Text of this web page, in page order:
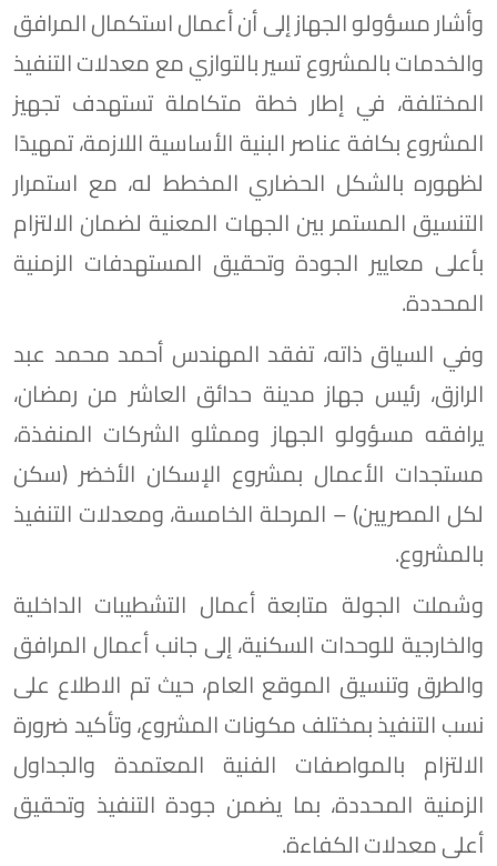
وأشار مسؤولو الجهاز إلى أن أعمال استكمال المرافق
والخدمات بالمشروع تسير بالتوازي مع معدلات التنفيذ
المختلفة، في إطار خطة متكاملة تستهدف تجهيز
المشروع بكافة عناصر البنية الأساسية اللازمة، تمهيدًا
لظهوره بالشكل الحضاري المخطط له، مع استمرار
التنسيق المستمر بين الجهات المعنية لضمان الالتزام
بأعلى معايير الجودة وتحقيق المستهدفات الزمنية
المحددة.
وفي السياق ذاته، تفقد المهندس أحمد محمد عبد
الرازق، رئيس جهاز مدينة حدائق العاشر من رمضان،
يرافقه مسؤولو الجهاز وممثلو الشركات المنفذة،
مستجدات الأعمال بمشروع الإسكان الأخضر (سكن
لكل المصريين) – المرحلة الخامسة، ومعدلات التنفيذ
بالمشروع.
وشملت الجولة متابعة أعمال التشطيبات الداخلية
والخارجية للوحدات السكنية، إلى جانب أعمال المرافق
والطرق وتنسيق الموقع العام، حيث تم الاطلاع على
نسب التنفيذ بمختلف مكونات المشروع، وتأكيد ضرورة
الالتزام بالمواصفات الفنية المعتمدة والجداول
الزمنية المحددة، بما يضمن جودة التنفيذ وتحقيق
أعلى معدلات الكفاءة.